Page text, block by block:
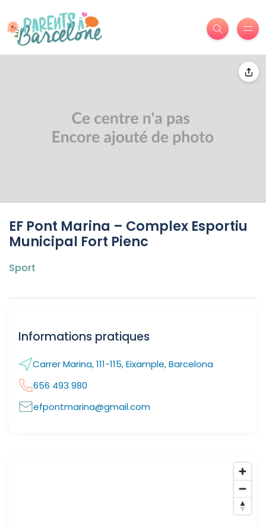
EF Pont Marina – Complex Esportiu
Municipal Fort Pienc
Sport
Informations pratiques
Carrer Marina, 111-115, Eixample, Barcelona
656 493 980
efpontmarina@gmail.com